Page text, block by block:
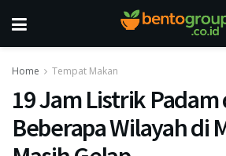
Home Tempat Makan
19 Jam Listrik
Beberapa Wilayah di